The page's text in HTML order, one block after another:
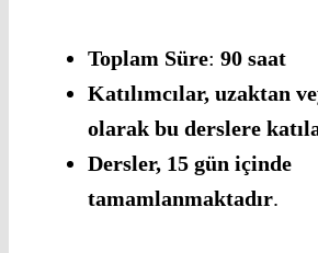
Toplam Süre: 90 saat
Katılımcılar, uzaktan
olarak bu derslere
Dersler, 15 gün içinde
tamamlanmaktadır.